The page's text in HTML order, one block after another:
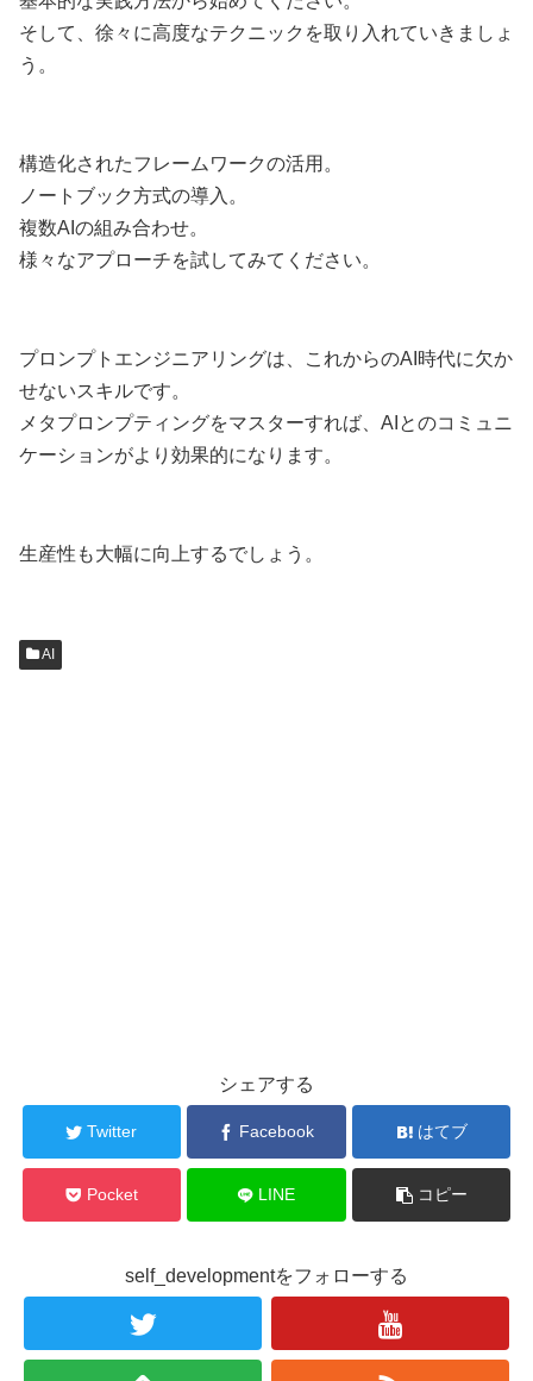
そして、徐々に高度なテクニックを取り入れていきましょ
う。
構造化されたフレームワークの活用。
ノートブック方式の導入。
複数AIの組み合わせ。
様々なアプローチを試してみてください。
プロンプトエンジニアリングは、これからのAI時代に欠か
せないスキルです。
メタプロンプティングをマスターすれば、AIとのコミュニ
ケーションがより効果的になります。
生産性も大幅に向上するでしょう。
AI
シェアする
Twitter Facebook はてブ
Pocket LINE コピー
self_developmentをフォローする